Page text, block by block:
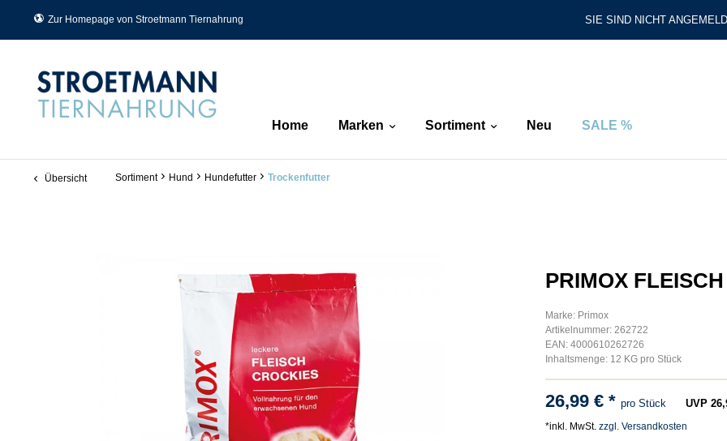
Zur Homepage von Stroetmann Tiernahrung SIE SIND NICHT
Home Marken Sortiment Neu SALE %
Übersicht Sortiment Hund Hundefutter Trockenfutter
PRIMOX
Marke: Primox
Artikelnummer: 262722
EAN: 4000610262726
Inhaltsmenge: 12 KG pro Stück
26,99 € * pro Stück UVP
*inkl. MwSt. zzgl. Versandkosten